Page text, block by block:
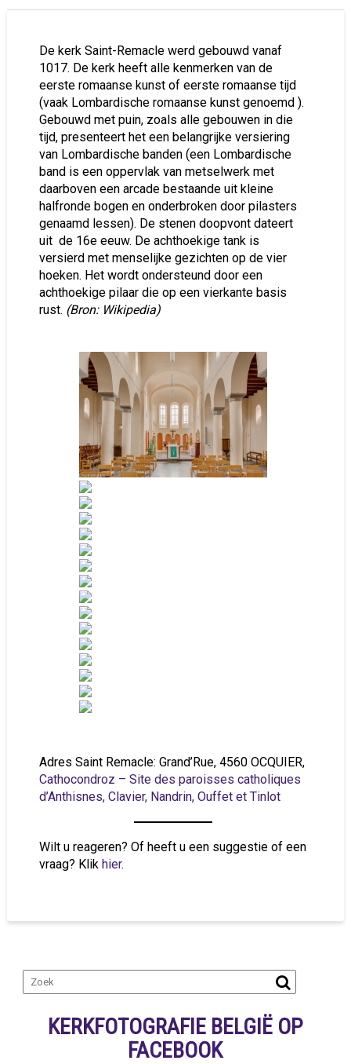
De kerk Saint-Remacle werd gebouwd vanaf
1017. De kerk heeft alle kenmerken van de
eerste romaanse kunst of eerste romaanse tijd
(vaak Lombardische romaanse kunst genoemd ).
Gebouwd met puin, zoals alle gebouwen in die
tijd, presenteert het een belangrijke versiering
van Lombardische banden (een Lombardische
band is een oppervlak van metselwerk met
daarboven een arcade bestaande uit kleine
halfronde bogen en onderbroken door pilasters
genaamd lessen). De stenen doopvont dateert
uit de 16e eeuw. De achthoekige tank is
versierd met menselijke gezichten op de vier
hoeken. Het wordt ondersteund door een
achthoekige pilaar die op een vierkante basis
rust. (Bron: Wikipedia)
Adres Saint Remacle: Grand’Rue, 4560 OCQUIER,
Cathocondroz – Site des paroisses catholiques
d’Anthisnes, Clavier, Nandrin, Ouffet et Tinlot
Wilt u reageren? Of heeft u een suggestie of een
vraag? Klik hier.
KERKFOTOGRAFIE BELGIË OP
FACEBOOK